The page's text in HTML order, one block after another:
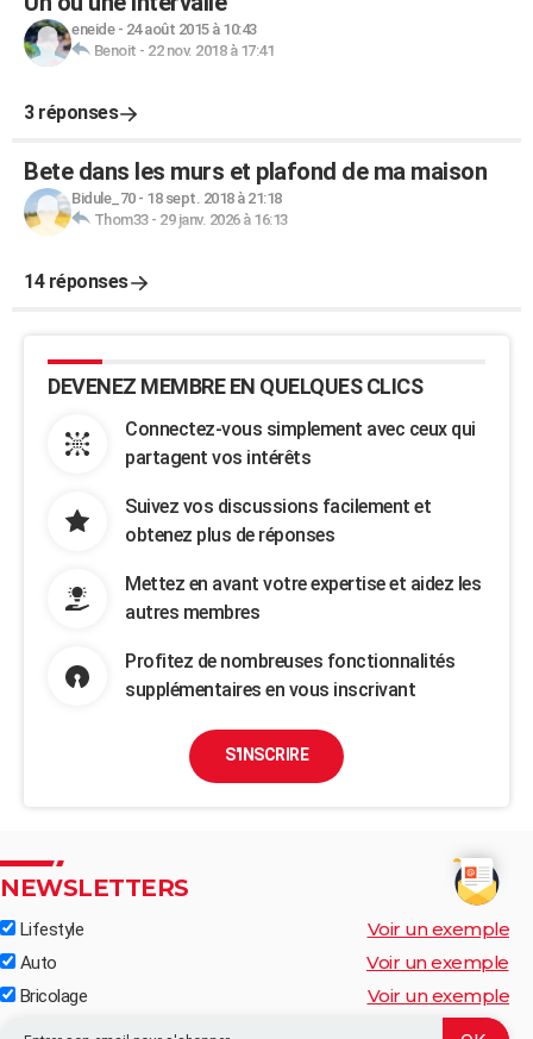
eneide- 24 août 2015 à 10:43
Benoit - 22 nov. 2018 à 17:41
3 réponses
Bete dans les murs et plafond de ma maison
Bidule_70- 18 sept. 2018 à 21:18
Thom33- 29 janv. 2026 à 16:13
14 réponses
DEVENEZ MEMBRE EN QUELQUES CLICS
Connectez-vous simplement avec ceux qui
partagent vos intérêts
Suivez vos discussions facilement et
obtenez plus de réponses
Mettez en avant votre expertise et aidez les
autres membres
Profitez de nombreuses fonctionnalités
supplémentaires en vous inscrivant
S'INSCRIRE
NEWSLETTERS
Lifestyle Voir un exemple
Auto Voir un exemple
Bricolage Voir un exemple